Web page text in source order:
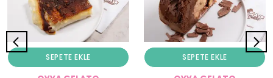
SEPETE EKLE SEPETE EKLE